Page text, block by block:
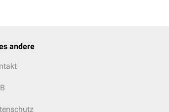
andere